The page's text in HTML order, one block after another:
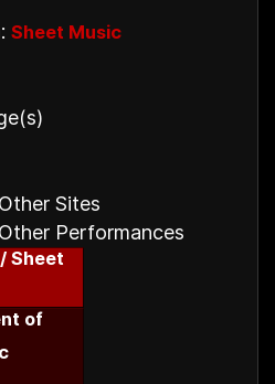
Sheet Music
Sites
Performances
Sheet
of